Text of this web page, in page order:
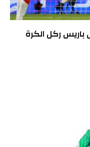
ركل الكرة